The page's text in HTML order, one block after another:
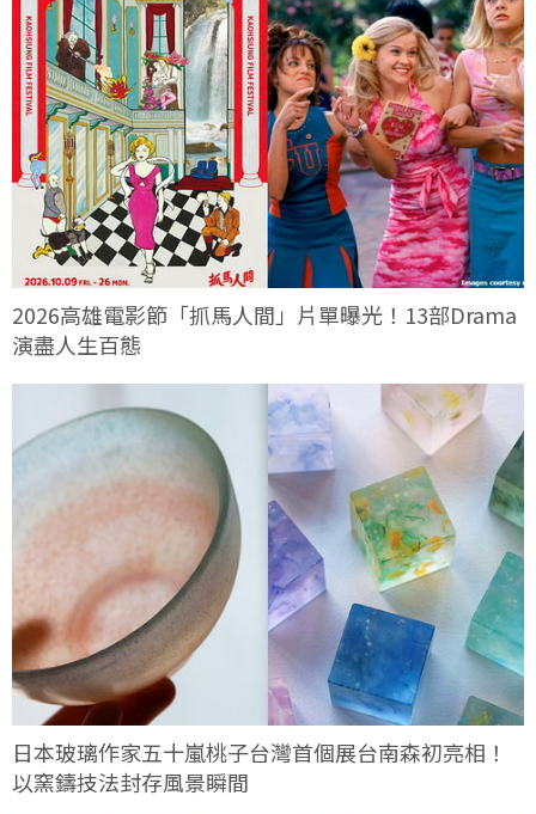
2026高雄電影節「抓馬人間」片單曝光！13部Drama
演盡人生百態
日本玻璃作家五十嵐桃子台灣首個展台南森初亮相！
以窯鑄技法封存風景瞬間